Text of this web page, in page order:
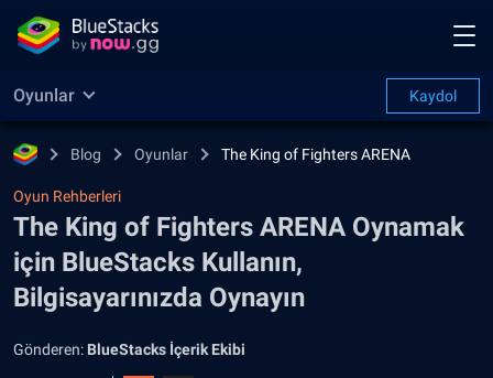
Oyunlar Kaydol
Blog Oyunlar The King of Fighters ARENA
Oyun Rehberleri
The King of Fighters ARENA Oynamak
için BlueStacks Kullanın,
Bilgisayarınızda Oynayın
Gönderen: BlueStacks İçerik Ekibi